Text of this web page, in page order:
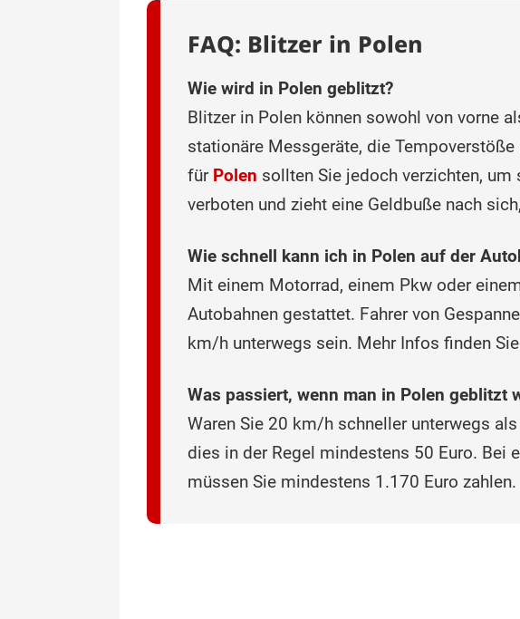
FAQ: Blitzer in Polen
Wie wird in Polen geb‌litzt?
Blitzer in Polen können sowohl von vorne
stationäre Messgeräte, die
für Polen sollten Sie jedoch verzichten,
verboten und zieht eine Geldbuße nach
Wie schnell kann ich in Polen auf der
Mit einem Motorrad, einem Pkw oder
Autobahnen gestattet. Fahrer von
km/h unterwegs sein. Mehr Infos finden
Was passiert, wenn man in Polen geb‌litzt
Waren Sie 20 km/h schneller unterwegs
dies in der Regel mindestens 50 Euro. Bei
müssen Sie mindestens 1.170 Euro zahlen.